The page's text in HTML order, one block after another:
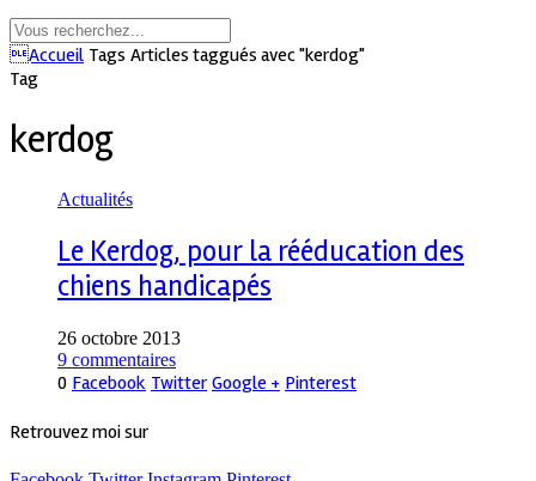
Accueil Tags Articles taggués avec "kerdog"
Tag
kerdog
Actualités
Le Kerdog, pour la rééducation des
chiens handicapés
26 octobre 2013
9 commentaires
0 Facebook Twitter Google + Pinterest
Retrouvez moi sur